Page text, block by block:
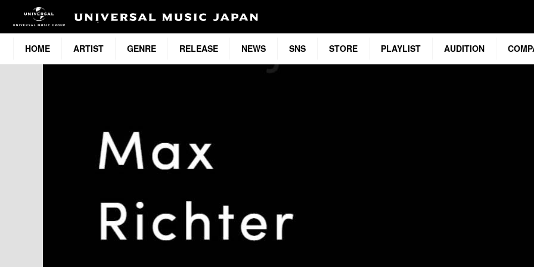
HOME ARTIST GENRE RELEASE NEWS SNS STORE PLAYLIST AUDITION